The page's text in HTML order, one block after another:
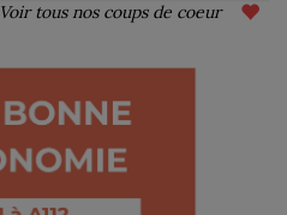
Voir tous nos coups de coeur